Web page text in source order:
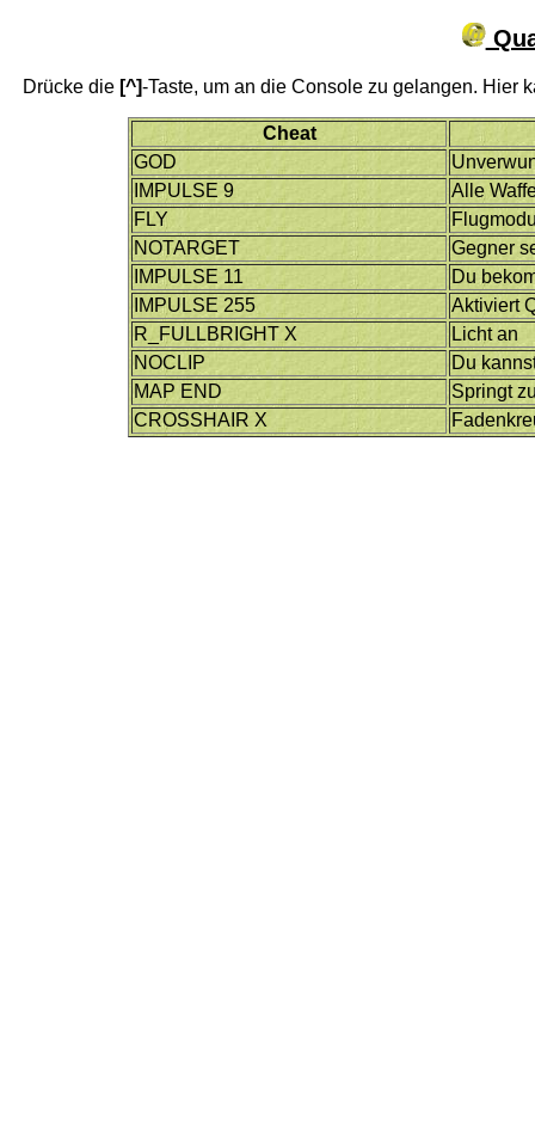
Drücke die [^]-Taste, um an die Console zu gelangen. Hier
Cheat
GOD
IMPULSE 9
Alle
FLY
NOTARGET
Gegner
IMPULSE 11
Du
IMPULSE 255
Aktiviert
R_FULLBRIGHT X
Licht an
NOCLIP
Du
MAP END
Springt
CROSSHAIR X